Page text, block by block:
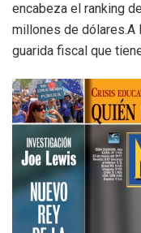
encabeza el ranking
millones de dólares.A
guarida fiscal que